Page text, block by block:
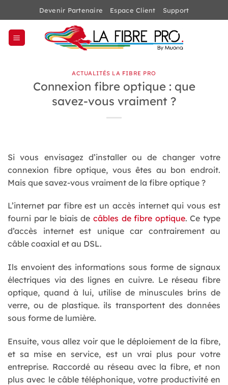
au
contenu
Devenir Partenaire Espace Client Support
ACTUALITÉS LA FIBRE PRO
Connexion fibre optique : que
savez-vous vraiment ?
Si vous envisagez d’installer ou de changer votre
connexion fibre optique, vous êtes au bon endroit.
Mais que savez-vous vraiment de la fibre optique ?
L’internet par fibre est un accès internet qui vous est
fourni par le biais de câbles de fibre optique. Ce type
d’accès internet est unique car contrairement au
câble coaxial et au DSL.
Ils envoient des informations sous forme de signaux
électriques via des lignes en cuivre. Le réseau fibre
optique, quand à lui, utilise de minuscules brins de
verre, ou de plastique. ils transportent des données
sous forme de lumière.
Ensuite, vous allez voir que le déploiement de la fibre,
et sa mise en service, est un vrai plus pour votre
entreprise. Raccordé au réseau avec la fibre, et non
plus avec le câble téléphonique, votre productivité en